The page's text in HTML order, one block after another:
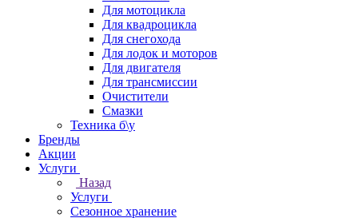
Для мотоцикла
Для квадроцикла
Для снегохода
Для лодок и моторов
Для двигателя
Для трансмиссии
Очистители
Смазки
Техника б\у
Бренды
Акции
Услуги
Назад
Услуги
Сезонное хранение